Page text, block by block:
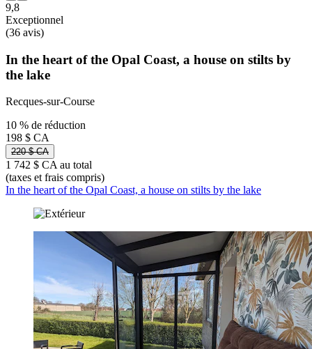
9,8
Exceptionnel
(36 avis)
In the heart of the Opal Coast, a house on stilts by
the lake
Recques-sur-Course
10 % de réduction
198 $ CA
220 $ CA
1 742 $ CA au total
(taxes et frais compris)
In the heart of the Opal Coast, a house on stilts by the lake